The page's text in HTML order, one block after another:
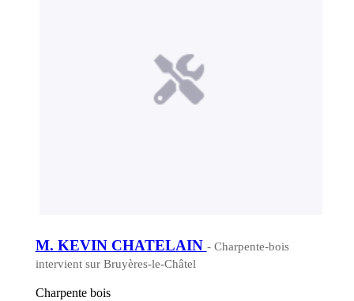
M. KEVIN CHATELAIN - Charpente-bois
intervient sur Bruyères-le-Châtel
Charpente bois